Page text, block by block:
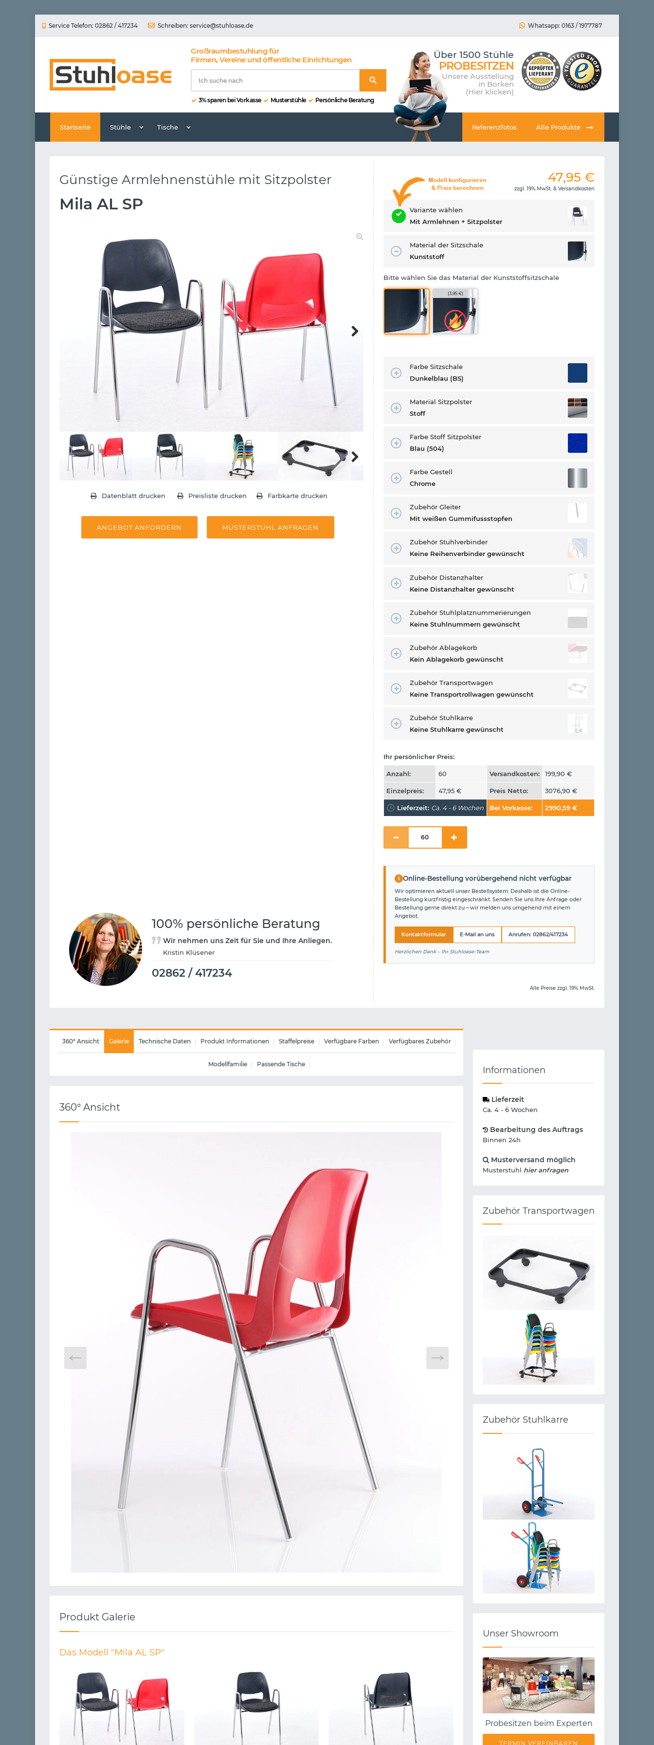
Service Telefon: 02862 / 417234 Schreiben: service@stuhloase.de Whatsapp: 0163 / 1977787
Großraumbestuhlung für
Firmen, Vereine und öffentliche Einrichtungen
3% sparen bei Vorkasse Musterstühle Persönliche Beratung
Über 1500 Stühle
PROBESITZEN
Unsere Ausstellung
in Borken
(Hier klicken)
Startseite Stühle Tische Referenzfotos Alle Produkte
Günstige Armlehnenstühle mit Sitzpolster
Mila AL SP
Datenblatt drucken Preisliste drucken Farbkarte drucken
ANGEBOT ANFORDERN MUSTERSTUHL ANFRAGEN
100% persönliche Beratung
Wir nehmen uns Zeit für Sie und Ihre Anliegen.
Kristin Klüsener
02862 / 417234
47,95 €
zzgl. 19% MwSt. & Versandkosten
Variante wählen
Mit Armlehnen + Sitzpolster
Material der Sitzschale
Kunststoff
Bitte wählen Sie das Material der Kunststoffsitzschale
(3,95 €)
Farbe Sitzschale
Dunkelblau (BS)
Material Sitzpolster
Stoff
Farbe Stoff Sitzpolster
Blau (504)
Farbe Gestell
Chrome
Zubehör Gleiter
Mit weißen Gummifussstopfen
Zubehör Stuhlverbinder
Keine Reihenverbinder gewünscht
Zubehör Distanzhalter
Keine Distanzhalter gewünscht
Zubehör Stuhlplatznummerierungen
Keine Stuhlnummern gewünscht
Zubehör Ablagekorb
Kein Ablagekorb gewünscht
Zubehör Transportwagen
Keine Transportrollwagen gewünscht
Zubehör Stuhlkarre
Keine Stuhlkarre gewünscht
Ihr persönlicher Preis:
Anzahl: 60 Versandkosten: 199,90 €
Einzelpreis: 47,95 € Preis Netto: 3076,90 €
Lieferzeit: Ca. 4 - 6 Wochen Bei Vorkasse: 2990,59 €
i Online-Bestellung vorübergehend nicht verfügbar
Wir optimieren aktuell unser Bestellsystem. Deshalb ist die Online-
Bestellung kurzfristig eingeschränkt. Senden Sie uns Ihre Anfrage oder
Bestellung gerne direkt zu – wir melden uns umgehend mit einem
Angebot.
Kontaktformular E-Mail an uns Anrufen: 02862/417234
Herzlichen Dank – Ihr Stuhloase-Team
Alle Preise zzgl. 19% MwSt.
360° Ansicht Galerie Technische Daten Produkt Informationen Staffelpreise Verfügbare Farben Verfügbares Zubehör
Modellfamilie Passende Tische
360° Ansicht
Produkt Galerie
Das Modell "Mila AL SP"
Informationen
Lieferzeit
Ca. 4 - 6 Wochen
Bearbeitung des Auftrags
Binnen 24h
Musterversand möglich
Musterstuhl hier anfragen
Zubehör Transportwagen
Zubehör Stuhlkarre
Unser Showroom
Probesitzen beim Experten
TERMIN VEREINBAREN